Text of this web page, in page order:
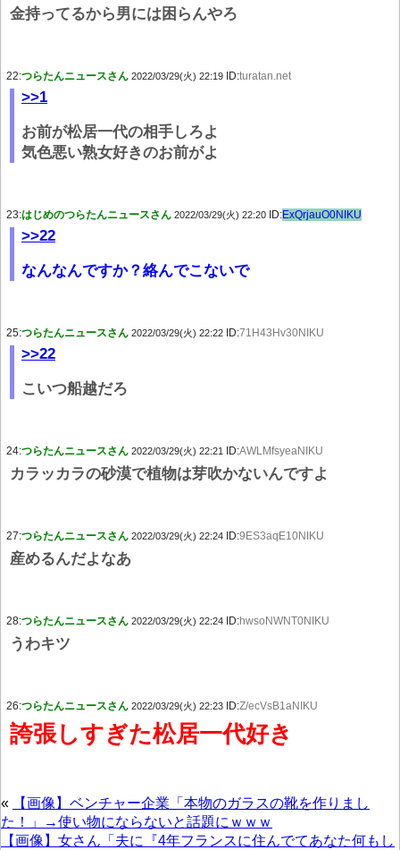
金持ってるから男には困らんやろ
22:つらたんニュースさん 2022/03/29(火) 22:19 ID:turatan.net
>>1
お前が松居一代の相手しろよ
気色悪い熟女好きのお前がよ
23:はじめのつらたんニュースさん 2022/03/29(火) 22:20 ID:ExQrjauO0NIKU
>>22
なんなんですか？絡んでこないで
25:つらたんニュースさん 2022/03/29(火) 22:22 ID:71H43Hv30NIKU
>>22
こいつ船越だろ
24:つらたんニュースさん 2022/03/29(火) 22:21 ID:AWLMfsyeaNIKU
カラッカラの砂漠で植物は芽吹かないんですよ
27:つらたんニュースさん 2022/03/29(火) 22:24 ID:9ES3aqE10NIKU
産めるんだよなあ
28:つらたんニュースさん 2022/03/29(火) 22:24 ID:hwsoNWNT0NIKU
うわキツ
26:つらたんニュースさん 2022/03/29(火) 22:23 ID:Z/ecVsB1aNIKU
誇張しすぎた松居一代好き
«
【画像】ベンチャー企業「本物のガラスの靴を作りまし
た！」→使い物にならないと話題にｗｗｗ
【画像】女さん「夫に『4年フランスに住んでてあなた何もし